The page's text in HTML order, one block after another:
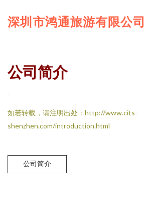
深圳市鸿通旅游有限公司
公司简介
-
如若转载，请注明出处：http://www.cits-
shenzhen.com/introduction.html
公司简介